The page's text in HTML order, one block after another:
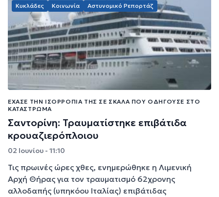
Κυκλάδες Κοινωνία Αστυνομικό Ρεπορτάζ
ΈΧΑΣΕ ΤΗΝ ΙΣΟΡΡΟΠΊΑ ΤΗΣ ΣΕ ΣΚΆΛΑ ΠΟΥ ΟΔΗΓΟΎΣΕ ΣΤΟ
ΚΑΤΆΣΤΡΩΜΑ
Σαντορίνη: Τραυματίστηκε επιβάτιδα
κρουαζιερόπλοιου
02 Ιουνίου - 11:10
Τις πρωινές ώρες χθες, ενημερώθηκε η Λιμενική
Αρχή Θήρας για τον τραυματισμό 62χρονης
αλλοδαπής (υπηκόου Ιταλίας) επιβάτιδας